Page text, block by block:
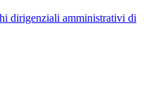
dirigenziali amministrativi di